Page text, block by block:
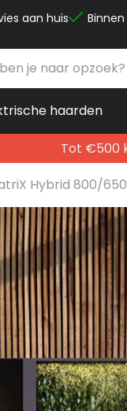
aan huis
haarden
Tot €500
Hybrid 800/650